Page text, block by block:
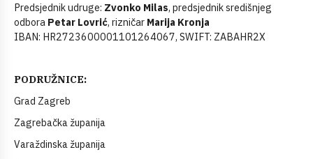
Predsjednik udruge: Zvonko Milas, predsjednik središnjeg
odbora Petar Lovrić, rizničar Marija Kronja
IBAN: HR2723600001101264067, SWIFT: ZABAHR2X
PODRUŽNICE:
Grad Zagreb
Zagrebačka županija
Varaždinska županija